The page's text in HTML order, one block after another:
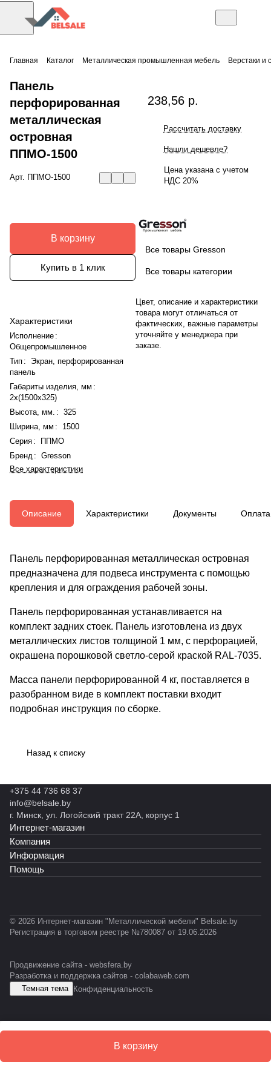
Главная Каталог Металлическая промышленная мебель Верстаки и
Панель
перфорированная
металлическая
островная
ППМО-1500
Арт. ППМО-1500
В корзину
Купить в 1 клик
Характеристики
Исполнение :
Общепромышленное
Тип :
Экран, перфорированная
панель
Габариты изделия, мм :
2х(1500х325)
Высота, мм. : 325
Ширина, мм :
1500
Серия :
ППМО
Бренд : Gresson
Все характеристики
238,56 р.
Рассчитать доставку
Нашли дешевле?
Цена указана с учетом
НДС 20%
Все товары Gresson
Все товары категории
Цвет, описание и характеристики
товара могут отличаться от
фактических, важные параметры
уточняйте у менеджера при
заказе.
Описание Характеристики Документы Оплата
Панель перфорированная металлическая островная
предназначена для подвеса инструмента с помощью
крепления и для ограждения рабочей зоны.
Панель перфорированная устанавливается на
комплект задних стоек. Панель изготовлена из двух
металлических листов толщиной 1 мм, с перфорацией,
окрашена порошковой светло-серой краской RAL-7035.
Масса панели перфорированной 4 кг, поставляется в
разобранном виде в комплект поставки входит
подробная инструкция по сборке.
Назад к списку
В корзину
+375 44 736 68 37
info@belsale.by
г. Минск, ул. Логойский тракт 22А, корпус 1
Интернет-магазин
Компания
Информация
Помощь
© 2026 Интернет-магазин "Металлической мебели" Belsale.by
Регистрация в торговом реестре №780087 от 19.06.2026
Продвижение сайта - websfera.by
Разработка и поддержка сайтов - colabaweb.com
Темная тема Конфиденциальность